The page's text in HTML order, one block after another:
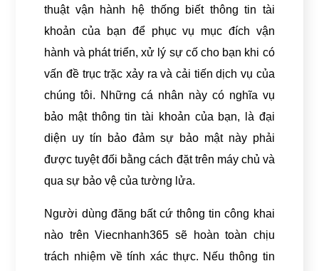
thuật vận hành hệ thống biết thông tin tài
khoản của bạn để phục vụ mục đích vận
hành và phát triển, xử lý sự cố cho bạn khi có
vấn đề trục trặc xảy ra và cải tiến dịch vụ của
chúng tôi. Những cá nhân này có nghĩa vụ
bảo mật thông tin tài khoản của bạn, là đại
diện uy tín bảo đảm sự bảo mật này phải
được tuyệt đối bằng cách đặt trên máy chủ và
qua sự bảo vệ của tường lửa.
Người dùng đăng bất cứ thông tin công khai
nào trên Viecnhanh365 sẽ hoàn toàn chịu
trách nhiệm về tính xác thực. Nếu thông tin